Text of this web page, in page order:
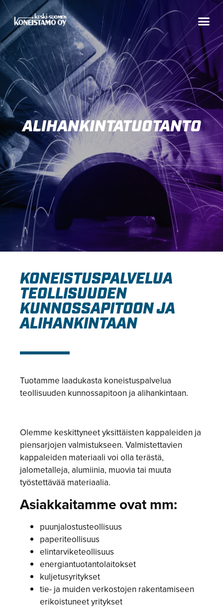
ALIHANKINTATUOTANTO
KONEISTUSPALVELUA
TEOLLISUUDEN
KUNNOSSAPITOON JA
ALIHANKINTAAN
Tuotamme laadukasta koneistuspalvelua
teollisuuden kunnossapitoon ja alihankintaan.
Olemme keskittyneet yksittäisten kappaleiden ja
piensarjojen valmistukseen. Valmistettavien
kappaleiden materiaali voi olla terästä,
jalometalleja, alumiinia, muovia tai muuta
työstettävää materiaalia.
Asiakkaitamme ovat mm:
puunjalostusteollisuus
paperiteollisuus
elintarviketeollisuus
energiantuotantolaitokset
kuljetusyritykset
tie- ja muiden verkostojen rakentamiseen
erikoistuneet yritykset